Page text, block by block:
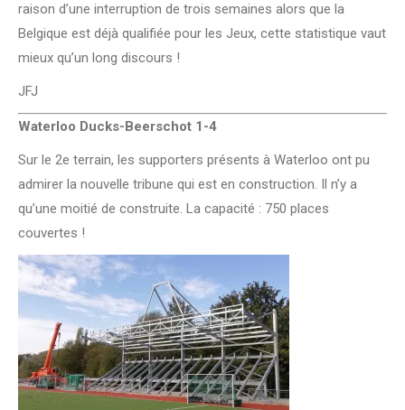
raison d’une interruption de trois semaines alors que la
Belgique est déjà qualifiée pour les Jeux, cette statistique vaut
mieux qu’un long discours !
JFJ
Waterloo Ducks-Beerschot 1-4
Sur le 2e terrain, les supporters présents à Waterloo ont pu
admirer la nouvelle tribune qui est en construction. Il n’y a
qu’une moitié de construite. La capacité : 750 places
couvertes !